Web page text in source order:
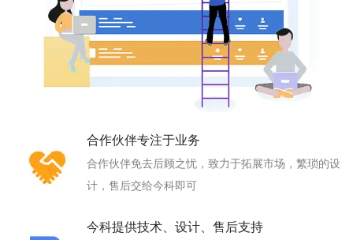
合作伙伴专注于业务
合作伙伴免去后顾之忧，致力于拓展市场，繁琐的设
计，售后交给今科即可
今科提供技术、设计、售后支持